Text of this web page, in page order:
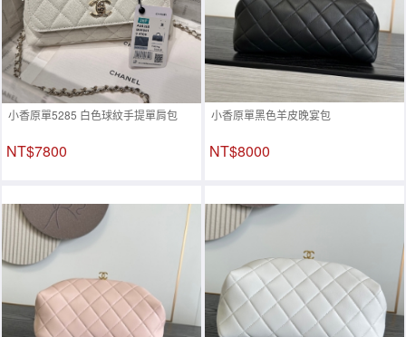
小香原單5285 白色球紋手提單肩包
NT$7800
小香原單黑色羊皮晚宴包
NT$8000